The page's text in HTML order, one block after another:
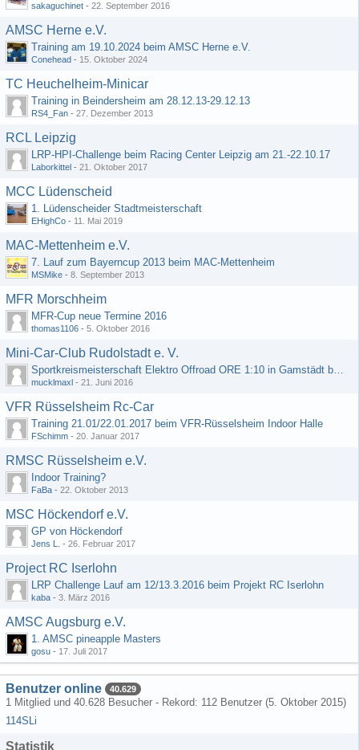
sakaguchinet - 22. September 2016
AMSC Herne e.V.
Training am 19.10.2024 beim AMSC Herne e.V.
Conehead - 15. Oktober 2024
TC Heuchelheim-Minicar
Training in Beindersheim am 28.12.13-29.12.13
RS4_Fan - 27. Dezember 2013
RCL Leipzig
LRP-HPI-Challenge beim Racing Center Leipzig am 21.-22.10.17
Laborkittel - 21. Oktober 2017
MCC Lüdenscheid
1. Lüdenscheider Stadtmeisterschaft
EHighCo - 11. Mai 2019
MAC-Mettenheim e.V.
7. Lauf zum Bayerncup 2013 beim MAC-Mettenheim
MSMike - 8. September 2013
MFR Morschheim
MFR-Cup neue Termine 2016
thomas1106 - 5. Oktober 2016
Mini-Car-Club Rudolstadt e. V.
Sportkreismeisterschaft Elektro Offroad ORE 1:10 in Gamstädt bei Erfurt, Outdoor mit Indoor Ausweichmöglichkeit!!!
mucklmaxl - 21. Juni 2016
VFR Rüsselsheim Rc-Car
Training 21.01/22.01.2017 beim VFR-Rüsselsheim Indoor Halle
FSchimm - 20. Januar 2017
RMSC Rüsselsheim e.V.
Indoor Training?
FaBa - 22. Oktober 2013
MSC Höckendorf e.V.
GP von Höckendorf
Jens L. - 26. Februar 2017
Project RC Iserlohn
LRP Challenge Lauf am 12/13.3.2016 beim Projekt RC Iserlohn
kaba - 3. März 2016
AMSC Augsburg e.V.
1. AMSC pineapple Masters
gosu - 17. Juli 2017
Benutzer online 40.629
1 Mitglied und 40.628 Besucher - Rekord: 112 Benutzer (5. Oktober 2015)
114SLi
Statistik